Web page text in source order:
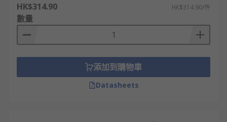
HK$314.90 HK$314.90/件
數量
添加到購物車
Datasheets